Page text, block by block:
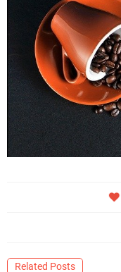
Related Posts